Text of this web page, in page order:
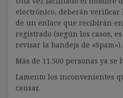
electrónico, deberán verificar
de un enlace que recibirán
registrado (según los casos,
revisar la bandeja de «Spam»).
Más de 11.500 personas ya se
Lamento los inconvenientes
causar.